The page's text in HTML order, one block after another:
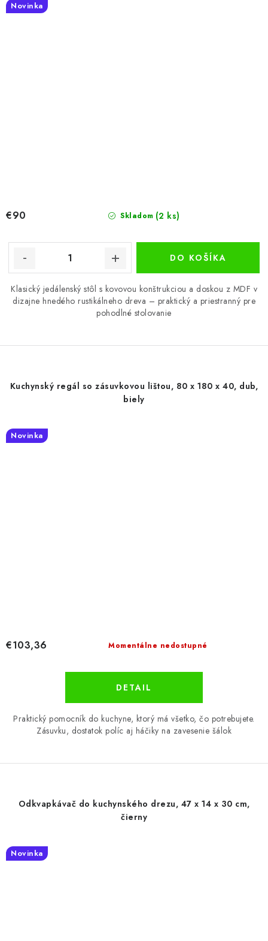
Novinka
Skladom (2 ks)
€90
DO KOŠÍKA
Klasický jedálenský stôl s kovovou konštrukciou a doskou z MDF v
dizajne hnedého rustikálneho dreva – praktický a priestranný pre
pohodlné stolovanie
Kuchynský regál so zásuvkovou lištou, 80 x 180 x 40, dub,
biely
Novinka
Momentálne nedostupné
€103,36
DETAIL
Praktický pomocník do kuchyne, ktorý má všetko, čo potrebujete.
Zásuvku, dostatok políc aj háčiky na zavesenie šálok
Odkvapkávač do kuchynského drezu, 47 x 14 x 30 cm,
čierny
Novinka